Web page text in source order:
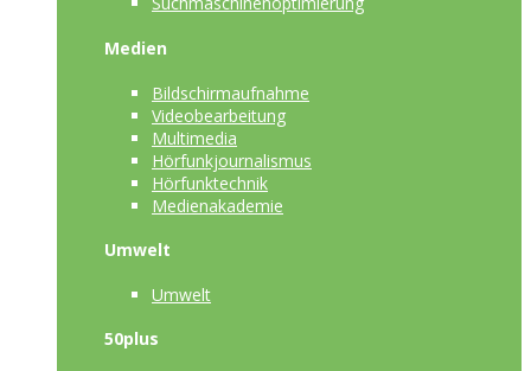
Medien
Bildschirmaufnahme
Videobearbeitung
Multimedia
Hörfunkjournalismus
Hörfunktechnik
Medienakademie
Umwelt
Umwelt
50plus